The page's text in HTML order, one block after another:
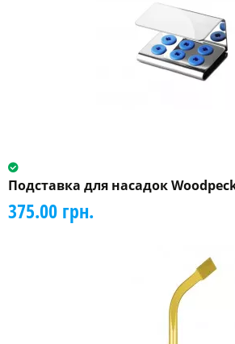
Подставка для насадок
375.00 грн.